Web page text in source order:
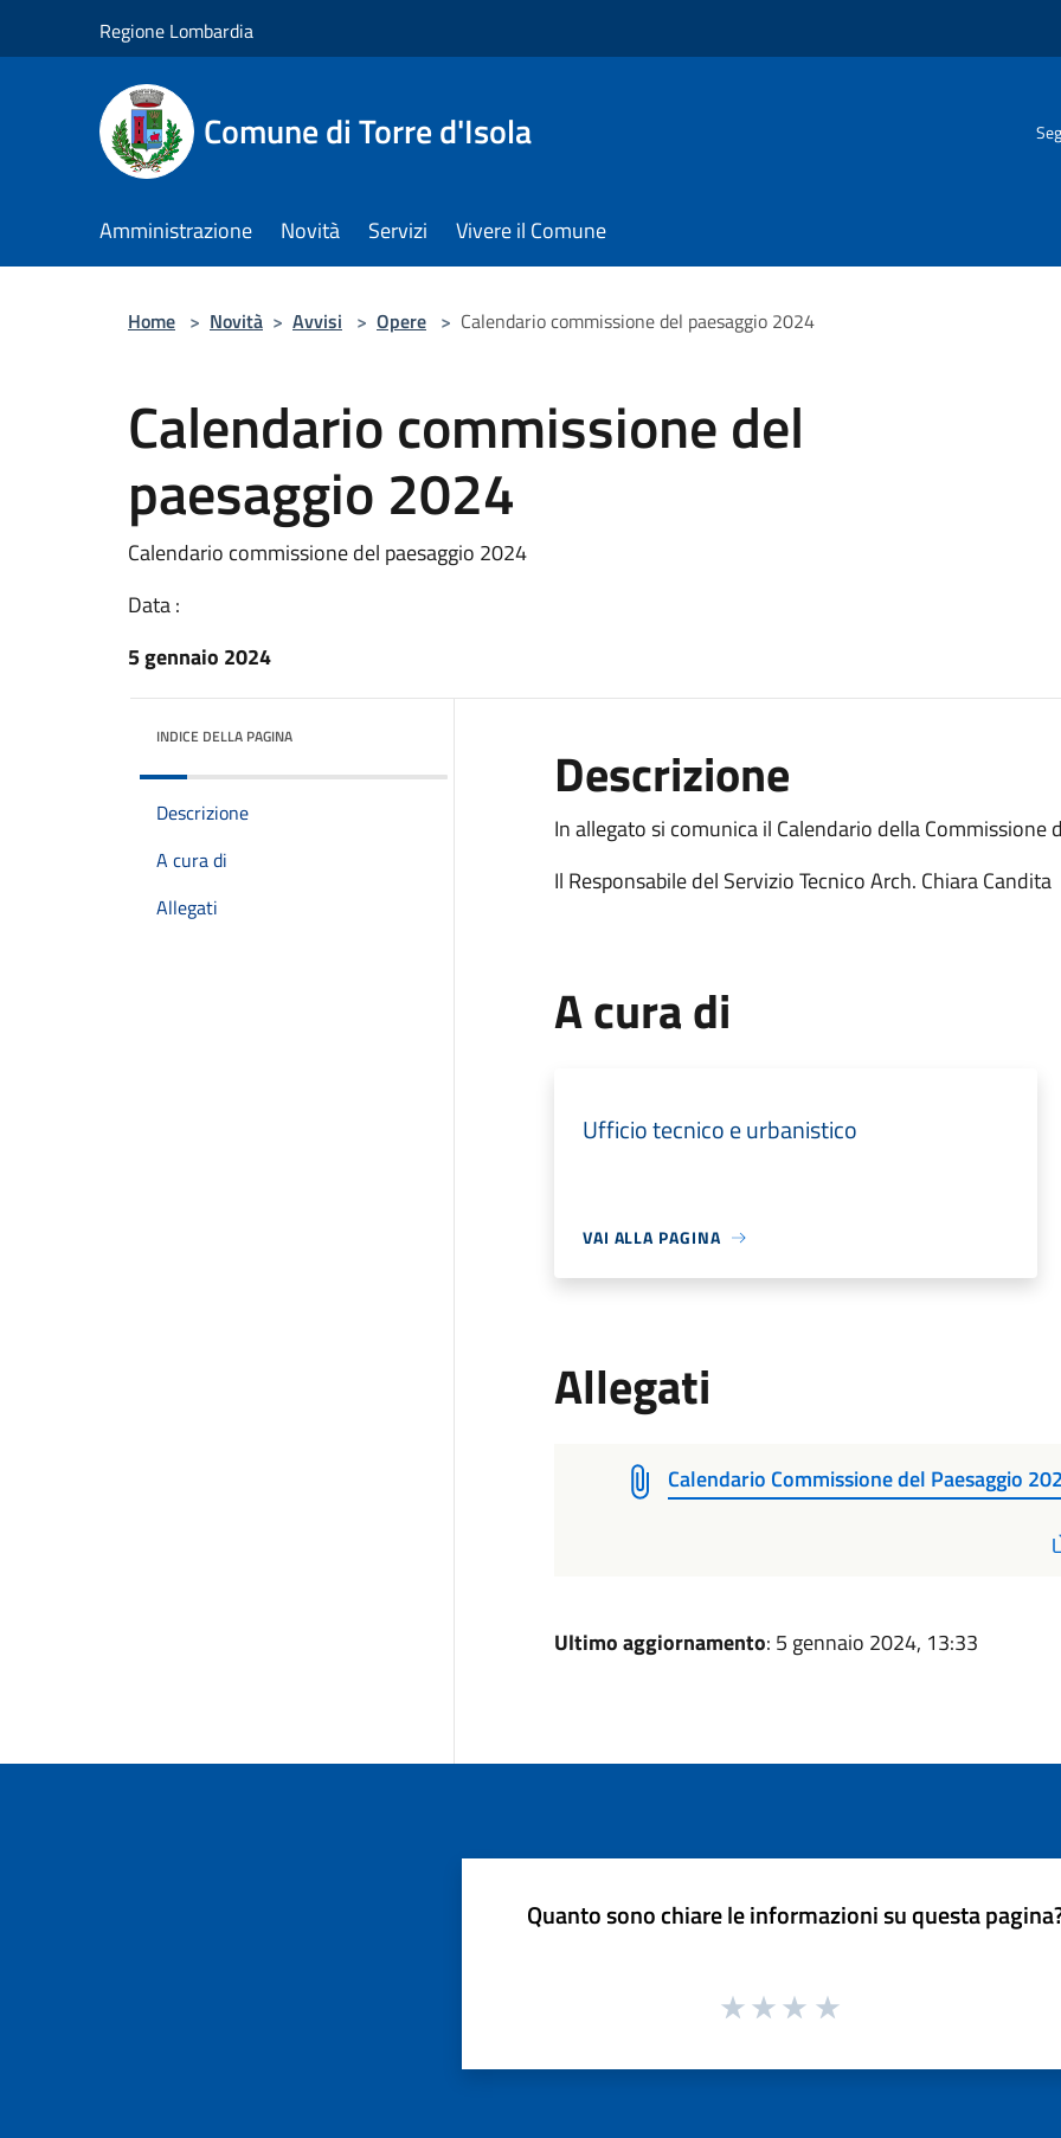
Regione Lombardia
Comune di Torre d'Isola
Amministrazione Novità Servizi Vivere il Comune
Home > Novità > Avvisi > Opere > Calendario commissione del paesaggio 2024
Calendario commissione del
paesaggio 2024
Calendario commissione del paesaggio 2024
Data :
5 gennaio 2024
INDICE DELLA PAGINA
Descrizione
A cura di
Allegati
Descrizione
In allegato si comunica il Calendario della Commissione
Il Responsabile del Servizio Tecnico Arch. Chiara Candita
A cura di
Ufficio tecnico e urbanistico
VAI ALLA PAGINA
Allegati
Calendario Commissione del Paesaggio
Ultimo aggiornamento: 5 gennaio 2024, 13:33
Quanto sono chiare le informazioni su questa